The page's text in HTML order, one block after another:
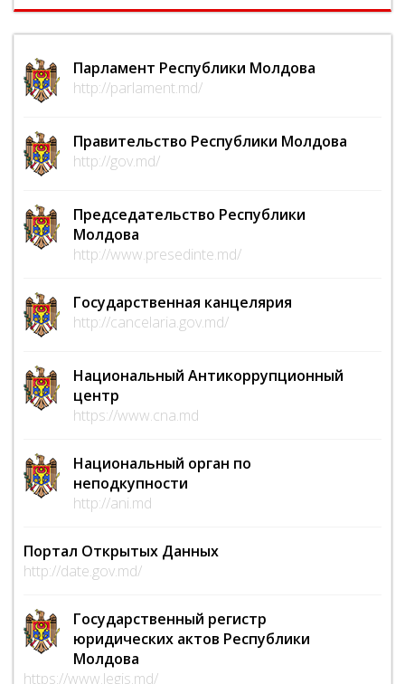
Парламент Республики Молдова
http://parlament.md/
Правительство Республики Молдова
http://gov.md/
Председательство Республики
Молдова
http://www.presedinte.md/
Государственная канцелярия
http://cancelaria.gov.md/
Национальный Антикоррупционный
центр
https://www.cna.md
Национальный орган по
неподкупности
http://ani.md
Портал Открытых Данных
http://date.gov.md/
Государственный регистр
юридических актов Республики
Молдова
https://www.legis.md/